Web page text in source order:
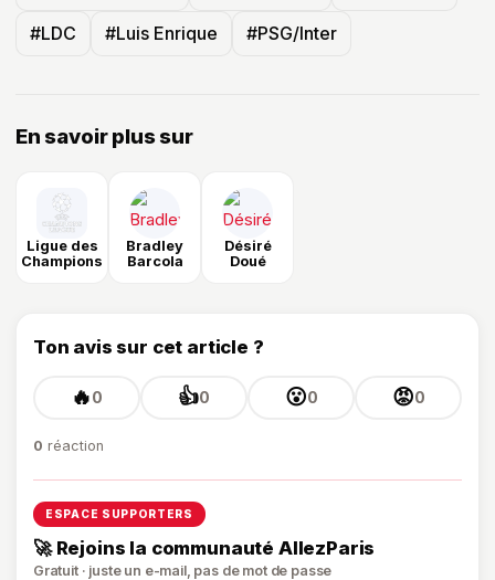
#LDC #Luis Enrique #PSG/Inter
En savoir plus sur
Ligue des
Champions
Bradley
Barcola
Désiré
Doué
Ton avis sur cet article ?
🔥0 👍0 😮0 😡0
0 réaction
ESPACE SUPPORTERS
🚀 Rejoins la communauté AllezParis
Gratuit · juste un e-mail, pas de mot de passe